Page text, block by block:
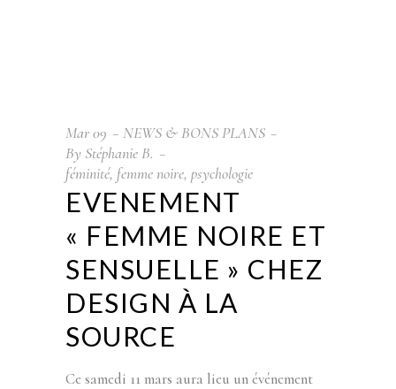
Mar09
NEWS & BONS PLANS
By Stéphanie B.
féminité, femme noire, psychologie
EVENEMENT
« FEMME NOIRE ET
SENSUELLE » CHEZ
DESIGN À LA
SOURCE
Ce samedi 11 mars aura lieu un événement